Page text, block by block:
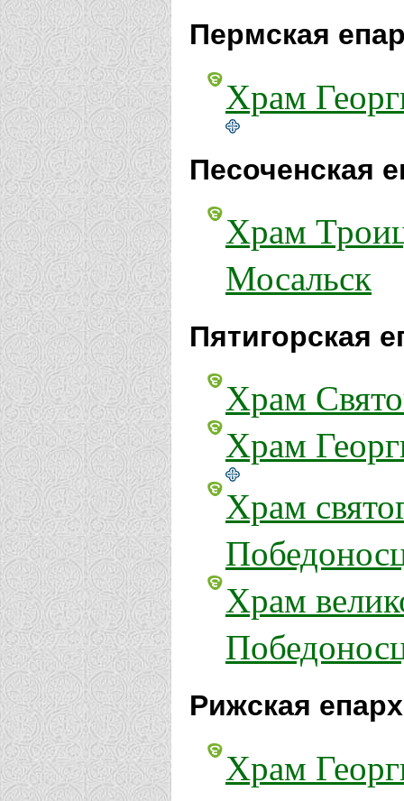
Пермская
Храм
Песоченская
Храм
Мосальск
Пятигорская
Храм
Храм
Храм
Храм
Рижская
Храм